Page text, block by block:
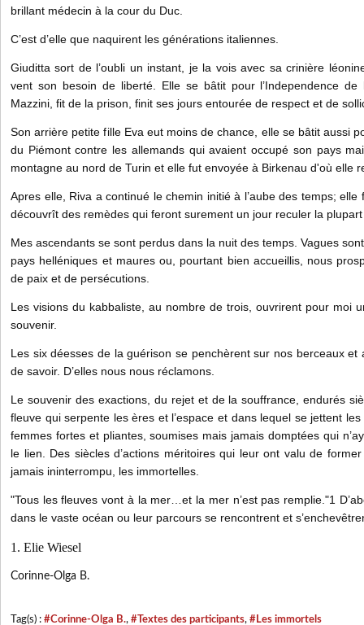
brillant médecin à la cour du Duc.
C’est d’elle que naquirent les générations italiennes.
Giuditta sort de l’oubli un instant, je la vois avec sa crinière
vent son besoin de liberté. Elle se bâtit pour l’Independence
Mazzini, fit de la prison, finit ses jours entourée de respect et de
Son arrière petite fille Eva eut moins de chance, elle se bâtit aussi
du Piémont contre les allemands qui avaient occupé son pays
montagne au nord de Turin et elle fut envoyée à Birkenau d'où elle
Apres elle, Riva a continué le chemin initié à l’aube des temps;
découvrît des remèdes qui feront surement un jour reculer la
Mes ascendants se sont perdus dans la nuit des temps. Vagues
pays helléniques et maures ou, pourtant bien accueillis, nous
de paix et de persécutions.
Les visions du kabbaliste, au nombre de trois, ouvrirent pour moi
souvenir.
Les six déesses de la guérison se penchèrent sur nos berceaux et
de savoir. D’elles nous nous réclamons.
Le souvenir des exactions, du rejet et de la souffrance, endurés
fleuve qui serpente les ères et l’espace et dans lequel se jettent
femmes fortes et pliantes, soumises mais jamais domptées qui
le lien. Des siècles d’actions méritoires qui leur ont valu de
jamais ininterrompu, les immortelles.
"Tous les fleuves vont à la mer…et la mer n’est pas remplie."1
dans le vaste océan ou leur parcours se rencontrent et
1. Elie Wiesel
Corinne-Olga B.
Tag(s) : #Corinne-Olga B., #Textes des participants, #Les immortels